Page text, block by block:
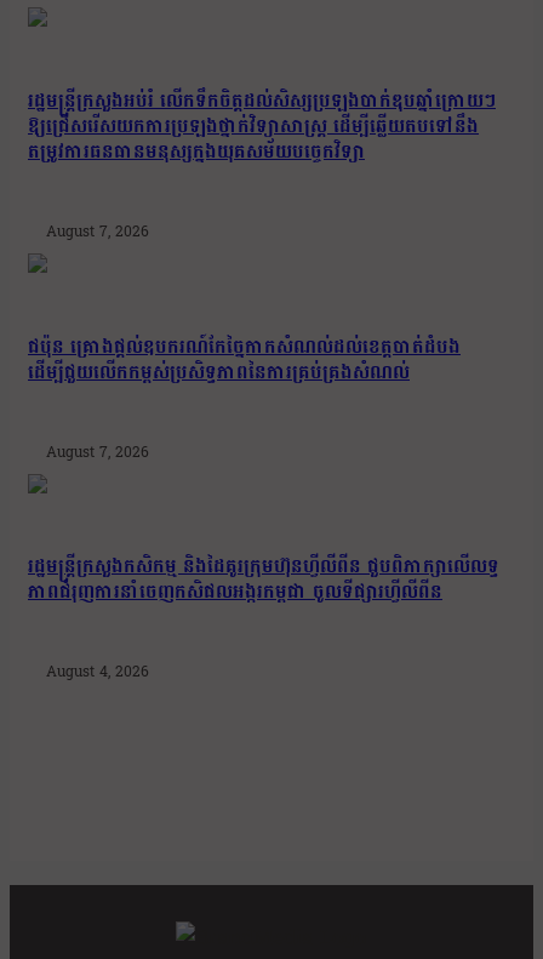
រដ្ឋមន្រ្តីក្រសួងអប់រំ លើកទឹកចិត្តដល់សិស្សប្រឡងបាក់ឌុបឆ្នាំក្រោយៗ
ឱ្យជ្រើសរើសយកការប្រឡងថ្នាក់វិទ្យាសាស្ត្រ ដើម្បីឆ្លើយតបទៅនឹង
តម្រូវការធនធានមនុស្សក្នុងយុគសម័យបច្ចេកវិទ្យា
August 7, 2026
ជប៉ុន គ្រោងផ្តល់ឧបករណ៍កែច្នៃកាកសំណល់ដល់ខេត្តបាត់ដំបង
ដើម្បីជួយលើកកម្ពស់ប្រសិទ្ធភាពនៃការគ្រប់គ្រងសំណល់
August 7, 2026
រដ្ឋមន្រ្តីក្រសួងកសិកម្ម និងដៃគូរក្រុមហ៊ុនហ្វីលីពីន ជួបពិភាក្សាលើលទ្ធ
ភាពជំរុញការនាំចេញកសិផលអង្ករកម្ពុជា ចូលទីផ្សារហ្វីលីពីន
August 4, 2026